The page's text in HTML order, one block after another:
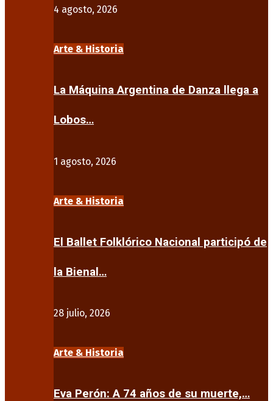
4 agosto, 2026
Arte & Historia
La Máquina Argentina de Danza llega a
Lobos…
1 agosto, 2026
Arte & Historia
El Ballet Folklórico Nacional participó de
la Bienal…
28 julio, 2026
Arte & Historia
Eva Perón: A 74 años de su muerte,…